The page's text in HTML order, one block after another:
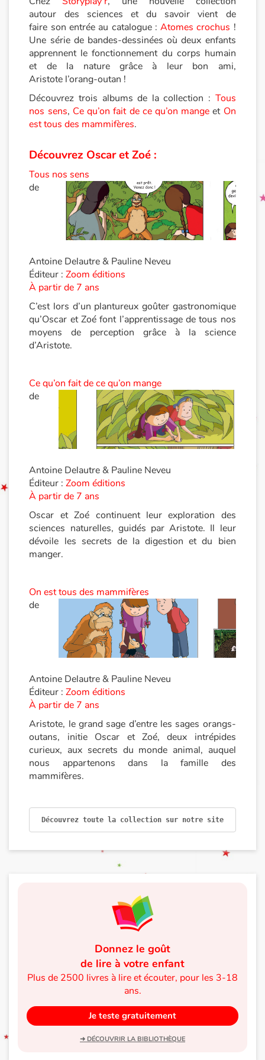
Princesses et princes, rois, reines et dragons
Ogres, monstres et sorcières
Héroïnes et héros
Écologie, nature, saisons
Voyage, épopée, enquête, aventure
Autour du monde
Art, espace, activité
Documentaires
En famille
Quotidien et loisirs
À l'école
Fêtes et évènements
Amour et amitié
Sujets de société
Émotions et sentiments
Formats et illustrations
Catalogue anglais
Contraste +
Famille
Médiathèques
Vidéos & Tutoriaux
Actualités
Rencontres et témoignages
Autour de la lecture
Livre audio
autour des sciences et du savoir vient de
faire son entrée au catalogue :Atomes crochus !
Une série de bandes-dessinées où deux enfants
apprennent le fonctionnement du corps humain
et de la nature grâce à leur bon ami,
Aristote l’orang-outan !
Découvrez trois albums de la collection : Tous
nos sens, Ce qu’on fait de ce qu’on mange et On
est tous des mammifères.
Découvrez Oscar et Zoé :
Tous nos sens
de
Antoine Delautre & Pauline Neveu
Éditeur :Zoom éditions
À partir de 7 ans
C’est lors d’un plantureux goûter gastronomique
qu’Oscar et Zoé font l’apprentissage de tous nos
moyens de perception grâce à la science
d’Aristote.
Ce qu’on fait de ce qu’on mange
de
Antoine Delautre & Pauline Neveu
Éditeur :Zoom éditions
À partir de 7 ans
Oscar et Zoé continuent leur exploration des
sciences naturelles, guidés par Aristote. Il leur
dévoile les secrets de la digestion et du bien
manger.
On est tous des mammifères
de
Antoine Delautre & Pauline Neveu
Éditeur :Zoom éditions
À partir de 7 ans
Aristote, le grand sage d’entre les sages orangs-
outans, initie Oscar et Zoé, deux intrépides
curieux, aux secrets du monde animal, auquel
nous appartenons dans la famille des
mammifères.
Découvrez toute la collection sur notre site
Donnez le goût
de lire à votre enfant
Plus de 2500 livres à lire et écouter, pour les 3-18
ans.
Je teste gratuitement
➜ DÉCOUVRIR LA BIBLIOTHÈQUE